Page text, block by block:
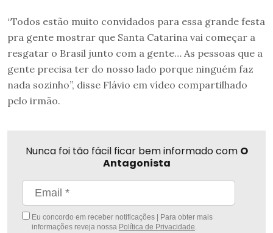
“Todos estão muito convidados para essa grande festa
pra gente mostrar que Santa Catarina vai começar a
resgatar o Brasil junto com a gente… As pessoas que a
gente precisa ter do nosso lado porque ninguém faz
nada sozinho”, disse Flávio em vídeo compartilhado
pelo irmão.
Nunca foi tão fácil ficar bem informado com O
Antagonista
Eu concordo em receber notificações | Para obter mais
informações reveja nossa Política de Privacidade.